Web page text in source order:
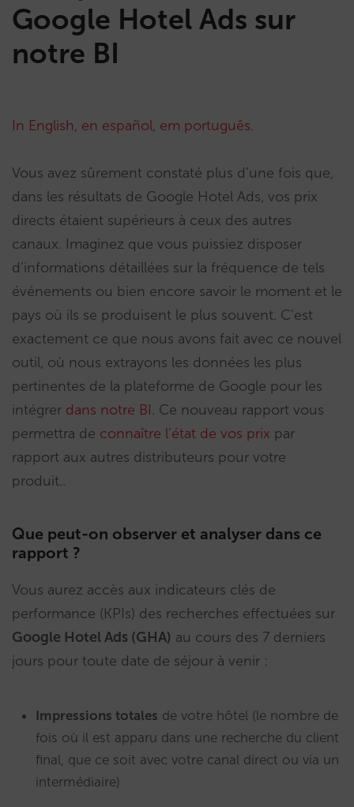
Google Hotel Ads sur
notre BI
In English, en español, em português.
Vous avez sûrement constaté plus d’une fois que,
dans les résultats de Google Hotel Ads, vos prix
directs étaient supérieurs à ceux des autres
canaux. Imaginez que vous puissiez disposer
d’informations détaillées sur la fréquence de tels
événements ou bien encore savoir le moment et le
pays où ils se produisent le plus souvent. C’est
exactement ce que nous avons fait avec ce nouvel
outil, où nous extrayons les données les plus
pertinentes de la plateforme de Google pour les
intégrer dans notre BI. Ce nouveau rapport vous
permettra de connaître l’état de vos prix par
rapport aux autres distributeurs pour votre
produit..
Que peut-on observer et analyser dans ce
rapport ?
Vous aurez accès aux indicateurs clés de
performance (KPIs) des recherches effectuées sur
Google Hotel Ads (GHA) au cours des 7 derniers
jours pour toute date de séjour à venir :
Impressions totales de votre hôtel (le nombre de
fois où il est apparu dans une recherche du client
final, que ce soit avec votre canal direct ou via un
intermédiaire)